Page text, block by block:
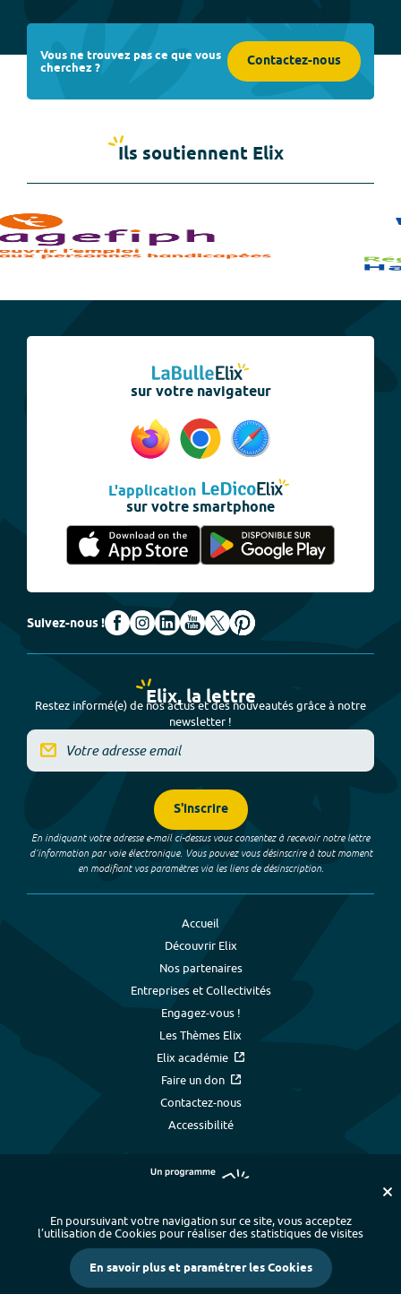
Vous ne trouvez pas ce que vous
cherchez ? Contactez-nous
Ils soutiennent Elix
sur votre navigateur
L'application
sur votre smartphone
Suivez-nous !
Elix, la lettre
Restez informé(e) de nos actus et des nouveautés grâce à notre
newsletter !
S'inscrire
En indiquant votre adresse e-mail ci-dessus vous consentez à recevoir notre lettre
d’information par voie électronique. Vous pouvez vous désinscrire à tout moment
en modifiant vos paramètres via les liens de désinscription.
Accueil
Découvrir Elix
Nos partenaires
Entreprises et Collectivités
Engagez-vous !
Les Thèmes Elix
Elix académie
Faire un don
Contactez-nous
Accessibilité
Plan du site - Index alphabétique
-
Mentions légales et données personnelles
- Paramétrer les cookies
Crédits
En poursuivant votre navigation sur ce site, vous acceptez
l’utilisation de Cookies pour réaliser des statistiques de visites
En savoir plus et paramétrer les Cookies